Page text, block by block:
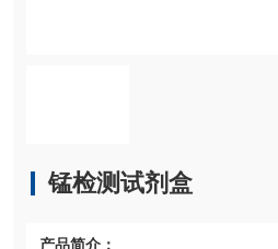
锰检测试剂盒
产品简介：